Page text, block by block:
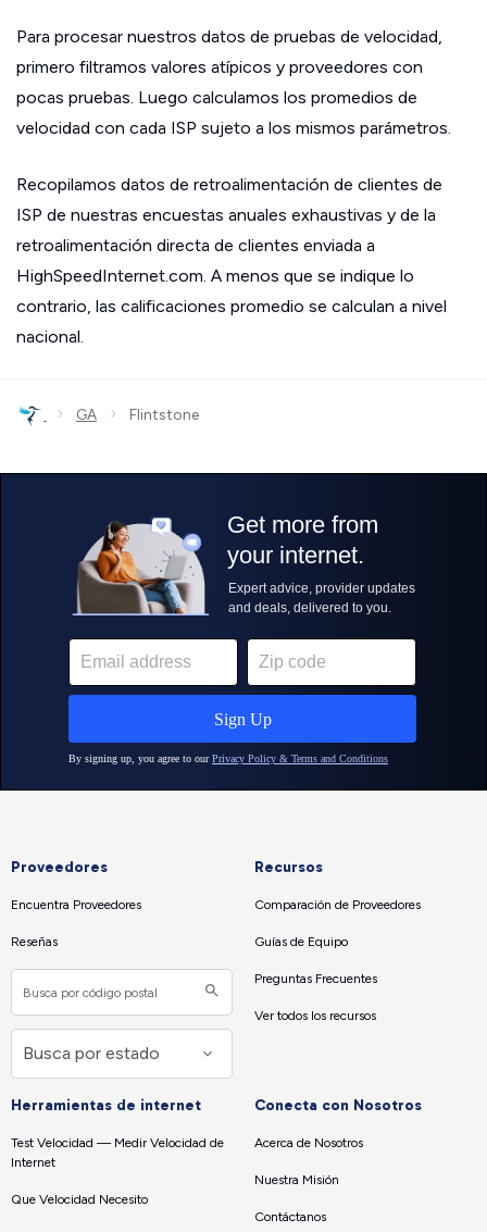
Para procesar nuestros datos de pruebas de velocidad,
primero filtramos valores atípicos y proveedores con
pocas pruebas. Luego calculamos los promedios de
velocidad con cada ISP sujeto a los mismos parámetros.
Recopilamos datos de retroalimentación de clientes de
ISP de nuestras encuestas anuales exhaustivas y de la
retroalimentación directa de clientes enviada a
HighSpeedInternet.com. A menos que se indique lo
contrario, las calificaciones promedio se calculan a nivel
nacional.
› GA › Flintstone
Proveedores
Encuentra Proveedores
Reseñas
Recursos
Comparación de Proveedores
Guías de Equipo
Preguntas Frecuentes
Ver todos los recursos
Herramientas de internet
Test Velocidad — Medir Velocidad de
Internet
Que Velocidad Necesito
Conecta con Nosotros
Acerca de Nosotros
Nuestra Misión
Contáctanos